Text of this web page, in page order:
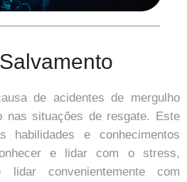
de acidentes de mergulho
nas situações de resgate. Este
habilidades e conhecimentos
e lidar com o stress,
lidar convenientemente com